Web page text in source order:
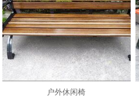
户外休闲椅